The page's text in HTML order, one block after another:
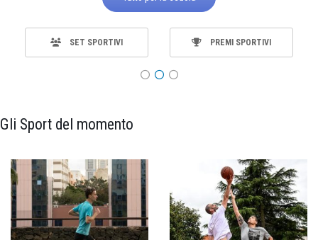
SET SPORTIVI PREMI SPORTIVI
Gli Sport del momento